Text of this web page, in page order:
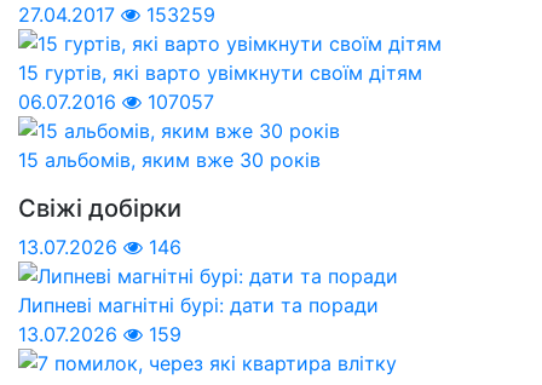
27.04.2017
153259
15 гуртів, які варто увімкнути своїм дітям
06.07.2016
107057
15 альбомів, яким вже 30 років
Свіжі добірки
13.07.2026 146
Липневі магнітні бурі: дати та поради
13.07.2026
159